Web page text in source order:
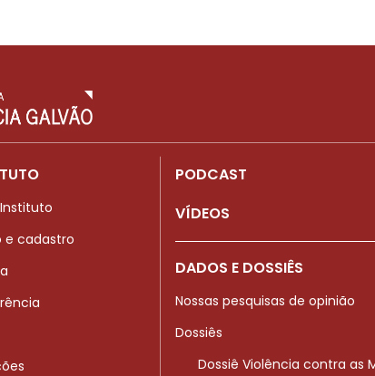
e cadastro
PODCAST
VÍDEOS
DADOS E DOSSIÊS
Nossas pesquisas de opinião
Dossiês
Dossiê Violência contra as